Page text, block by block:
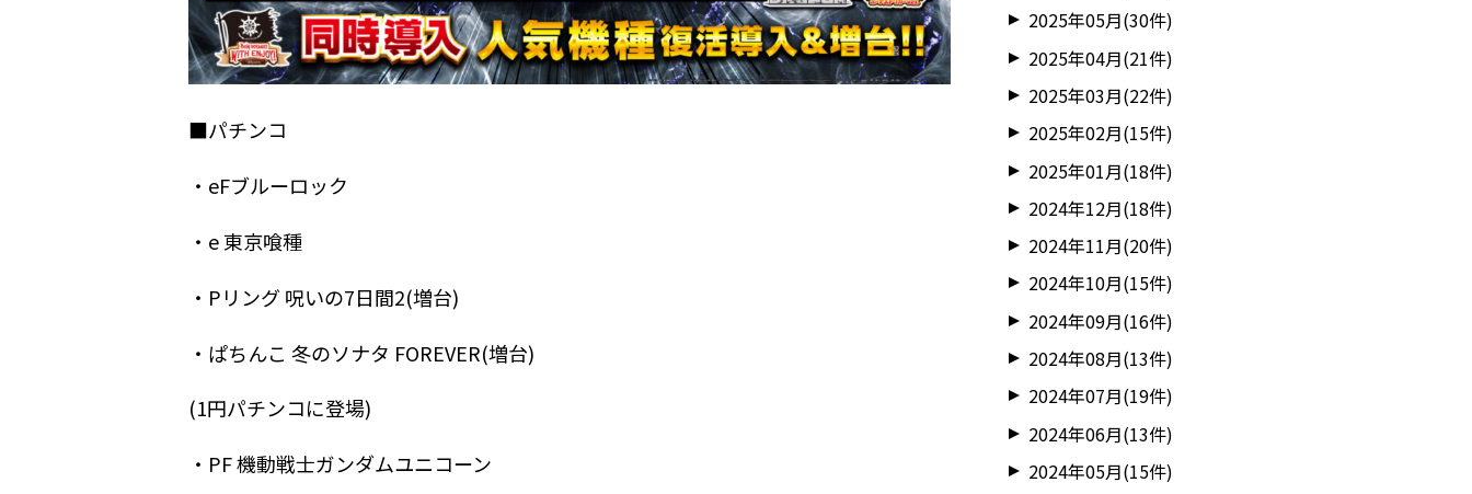
■パチンコ
・eFブルーロック
・e 東京喰種
・Pリング 呪いの7日間2(増台)
・ぱちんこ 冬のソナタ FOREVER(増台)
(1円パチンコに登場)
・PF 機動戦士ガンダムユニコーン
2025年05月(30件)
2025年04月(21件)
2025年03月(22件)
2025年02月(15件)
2025年01月(18件)
2024年12月(18件)
2024年11月(20件)
2024年10月(15件)
2024年09月(16件)
2024年08月(13件)
2024年07月(19件)
2024年06月(13件)
2024年05月(15件)